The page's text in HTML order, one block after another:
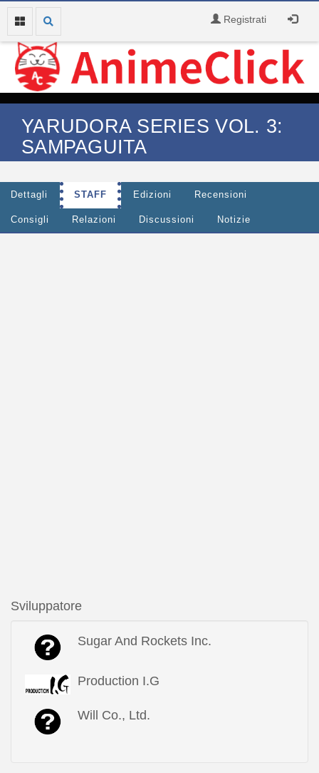
Registrati
YARUDORA SERIES VOL. 3:
SAMPAGUITA
Dettagli STAFF Edizioni Recensioni
Consigli Relazioni Discussioni Notizie
Sviluppatore
Sugar And Rockets Inc.
Production I.G
Will Co., Ltd.